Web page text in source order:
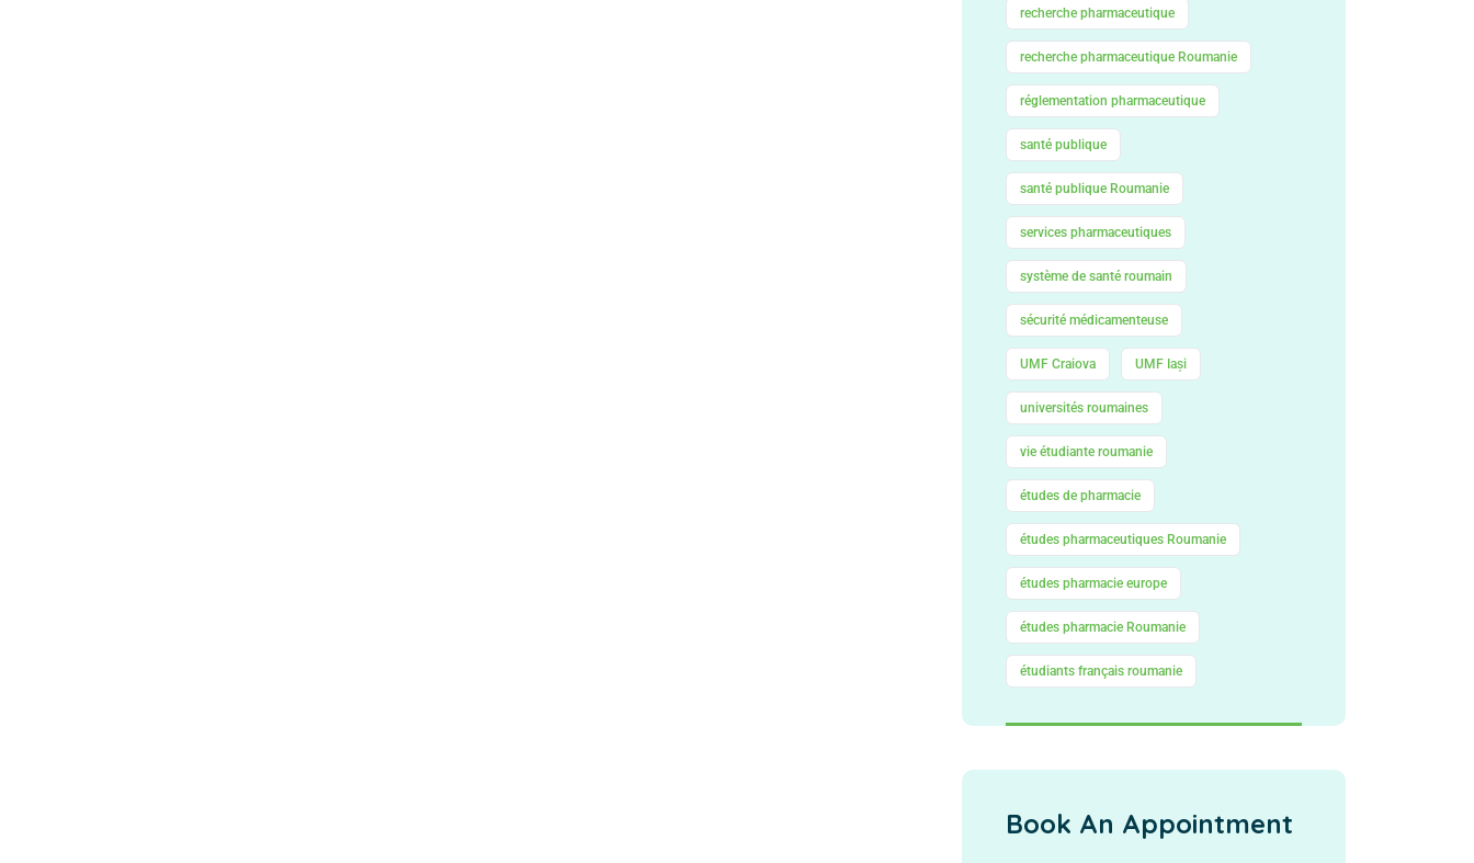
recherche pharmaceutique
recherche pharmaceutique Roumanie
réglementation pharmaceutique
santé publique
santé publique Roumanie
services pharmaceutiques
système de santé roumain
sécurité médicamenteuse
UMF Craiova UMF Iași
universités roumaines
vie étudiante roumanie
études de pharmacie
études pharmaceutiques Roumanie
études pharmacie europe
études pharmacie Roumanie
étudiants français roumanie
Book An Appointment